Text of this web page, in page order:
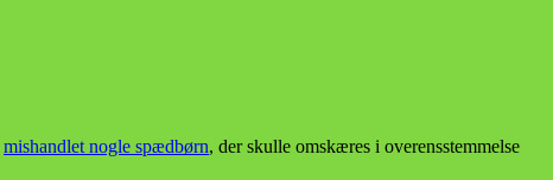
mishandlet nogle spædbørn, der skulle omskæres i overensstemmelse